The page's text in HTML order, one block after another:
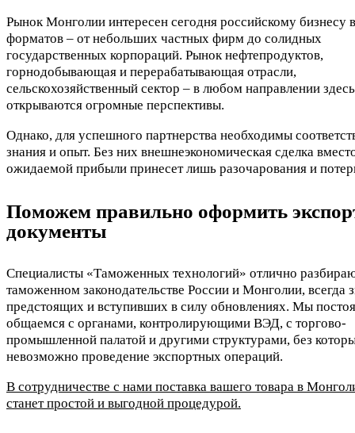
Рынок Монголии интересен сегодня российскому бизнесу
форматов – от небольших частных фирм до солидных
государственных корпораций. Рынок нефтепродуктов,
горнодобывающая и перерабатывающая отрасли,
сельскохозяйственный сектор – в любом направлении здесь
открываются огромные перспективы.
Однако, для успешного партнерства необходимы
знания и опыт. Без них внешнеэкономическая сделка
ожидаемой прибыли принесет лишь разочарования и
Поможем правильно оформить
документы
Специалисты «Таможенных технологий» отлично
таможенном законодательстве России и Монголии, всегда
предстоящих и вступивших в силу обновлениях. Мы
общаемся с органами, контролирующими ВЭД, с торгово-
промышленной палатой и другими структурами, без
невозможно проведение экспортных операций.
В сотрудничестве с нами поставка вашего товара в
станет простой и выгодной процедурой.